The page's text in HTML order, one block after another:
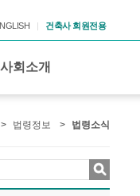
건축사 회원전용
회소개
> 법령정보 > 법령소식